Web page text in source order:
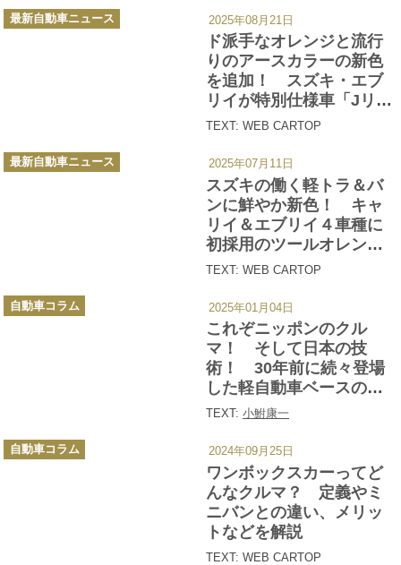
ド派手なオレンジと流行
りのアースカラーの新色
を追加！ スズキ・エブ
リイが特別仕様車「Jリミ
テッド」を設定
TEXT: WEB CARTOP
カ
テ
最新自動車ニュース 2025年08月21日
スズキの働く軽トラ＆バ
ンに鮮やか新色！ キャ
リイ＆エブリイ４車種に
初採用のツールオレンジ
＆アイビーグリーン追加
TEXT: WEB CARTOP
カ
テ
最新自動車ニュース 2025年07月11日
これぞニッポンのクル
マ！ そして日本の技
術！ 30年前に続々登場
した軽自動車ベースの多
人数乗車ミニバンに驚き
TEXT: 小鮒康一
カ
テ
自動車コラム 2025年01月04日
ワンボックスカーってど
んなクルマ？ 定義やミ
ニバンとの違い、メリッ
トなどを解説
TEXT: WEB CARTOP
カ
テ
自動車コラム 2024年09月25日